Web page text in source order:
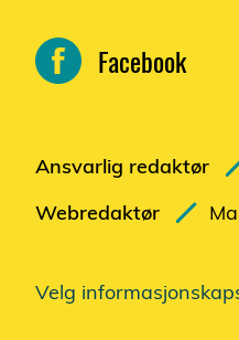
Facebook
Ansvarlig redaktør
Webredaktør
Velg